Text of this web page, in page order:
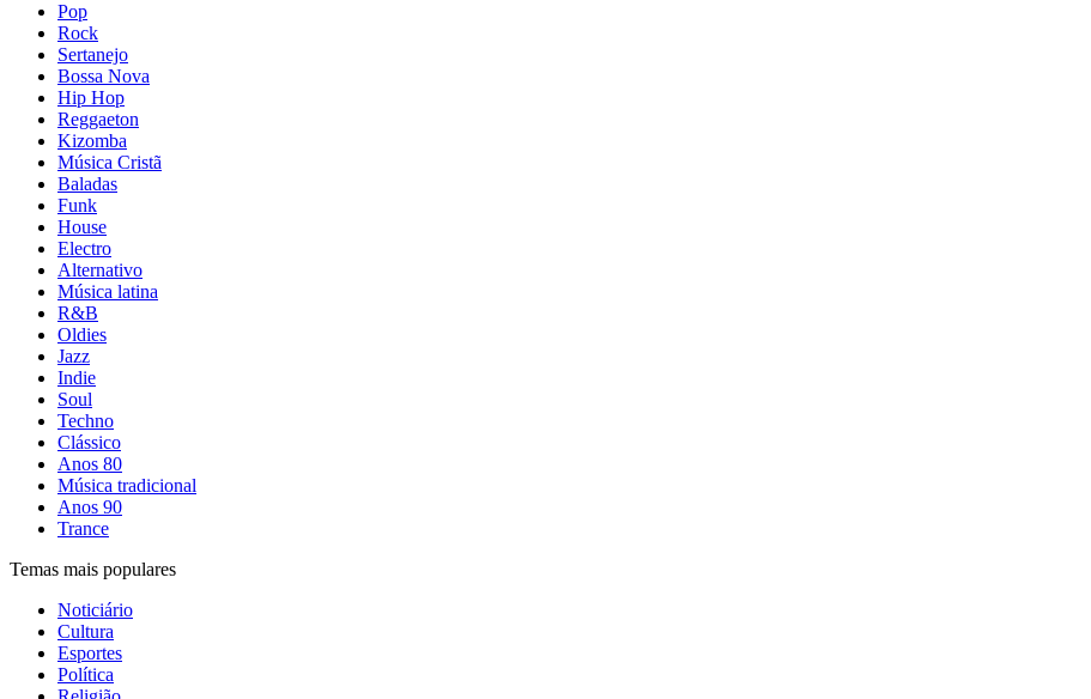
Pop
Rock
Sertanejo
Bossa Nova
Hip Hop
Reggaeton
Kizomba
Música Cristã
Baladas
Funk
House
Electro
Alternativo
Música latina
R&B
Oldies
Jazz
Indie
Soul
Techno
Clássico
Anos 80
Música tradicional
Anos 90
Trance
Temas mais populares
Noticiário
Cultura
Esportes
Política